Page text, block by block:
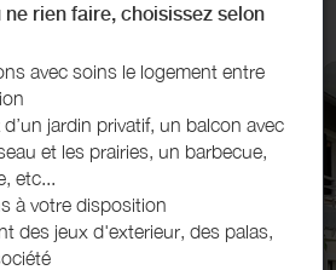
rien faire, choisissez selon
avec soins le logement entre
jardin privatif, un balcon avec
et les prairies, un barbecue,
etc...
à votre disposition
des jeux d'exterieur, des palas,